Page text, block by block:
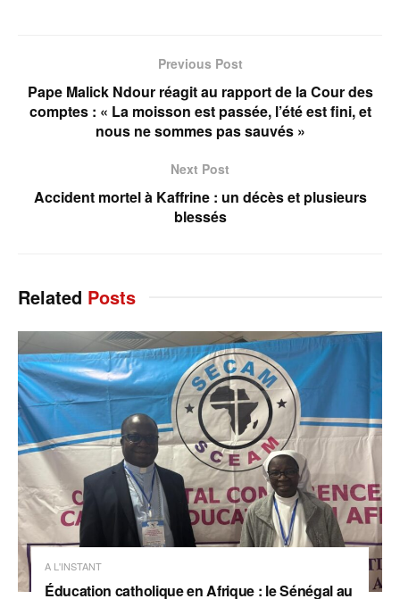
Previous Post
Pape Malick Ndour réagit au rapport de la Cour des
comptes : « La moisson est passée, l’été est fini, et
nous ne sommes pas sauvés »
Next Post
Accident mortel à Kaffrine : un décès et plusieurs
blessés
Related Posts
A L'INSTANT
Éducation catholique en Afrique : le Sénégal au